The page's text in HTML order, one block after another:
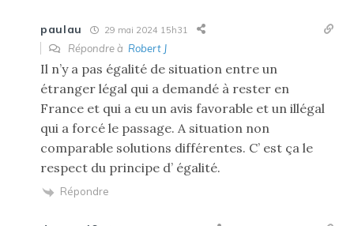
paulau 29 mai 2024 15h31
Répondre à Robert J
Il n’y a pas égalité de situation entre un
étranger légal qui a demandé à rester en
France et qui a eu un avis favorable et un illégal
qui a forcé le passage. A situation non
comparable solutions différentes. C’ est ça le
respect du principe d’ égalité.
Répondre